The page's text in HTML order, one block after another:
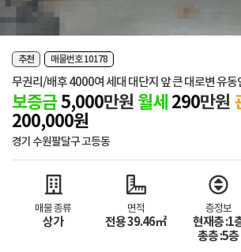
추천 매물번호 10178
무권리/배후 4000여 세대 대단지 앞 큰 대로변 유동
보증금5,000만원월세 290만원
200,000원
경기 수원팔달구 고등동
매물 종류
상가
면적
전용 39.46㎡
층정보
현재층 :1
총층 :5층